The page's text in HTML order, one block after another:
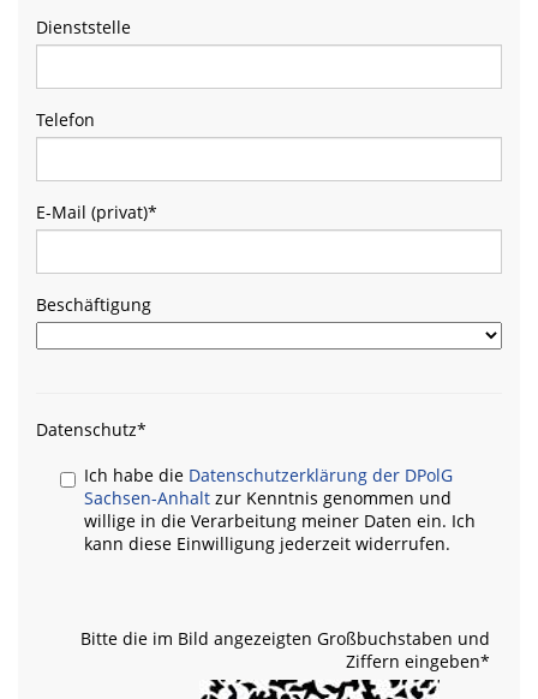
Dienststelle
Telefon
E-Mail (privat)*
Beschäftigung
Datenschutz*
Ich habe die Datenschutzerklärung der DPolG
Sachsen-Anhalt zur Kenntnis genommen und
willige in die Verarbeitung meiner Daten ein. Ich
kann diese Einwilligung jederzeit widerrufen.
Bitte die im Bild angezeigten Großbuchstaben und
Ziffern eingeben*